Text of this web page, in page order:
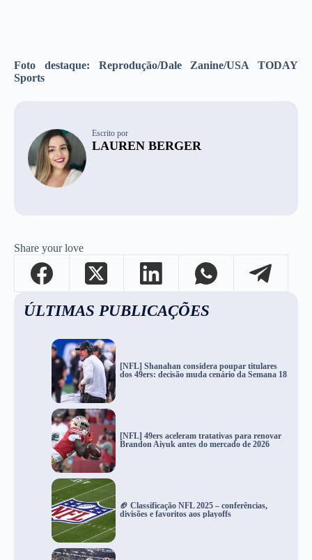
Foto destaque: Reprodução/Dale Zanine/USA TODAY
Sports
Escrito por
LAUREN BERGER
Share your love
ÚLTIMAS PUBLICAÇÕES
[NFL] Shanahan considera poupar titulares
dos 49ers: decisão muda cenário da Semana 18
[NFL] 49ers aceleram tratativas para renovar
Brandon Aiyuk antes do mercado de 2026
🏈 Classificação NFL 2025 – conferências,
divisões e favoritos aos playoffs